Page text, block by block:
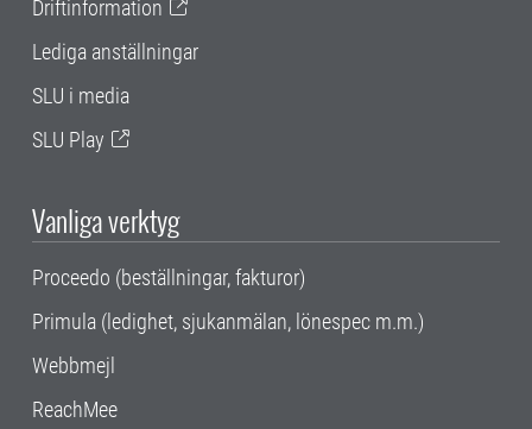
Driftinformation
Lediga anställningar
SLU i media
SLU Play
Vanliga verktyg
Proceedo (beställningar, fakturor)
Primula (ledighet, sjukanmälan, lönespec m.m.)
Webbmejl
ReachMee